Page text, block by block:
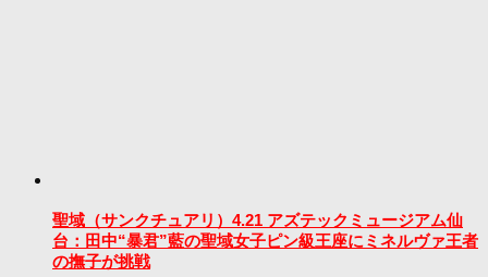
聖域（サンクチュアリ）4.21 アズテックミュージアム仙
台：田中“暴君”藍の聖域女子ピン級王座にミネルヴァ王者
の撫子が挑戦